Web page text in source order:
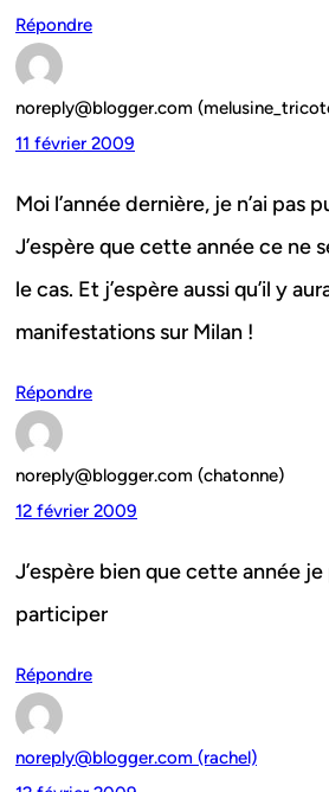
Répondre
noreply@blogger.com
11 février 2009
Moi l’année dernière, je n’ai pas
J’espère que cette année ce ne
le cas. Et j’espère aussi qu’il y
manifestations sur Milan !
Répondre
noreply@blogger.com (chatonne)
12 février 2009
J’espère bien que cette année je
participer
Répondre
noreply@blogger.com (rachel)